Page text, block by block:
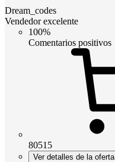
Dream_codes
Vendedor excelente
100%
Comentarios positivos
80515
Ver detalles de la oferta